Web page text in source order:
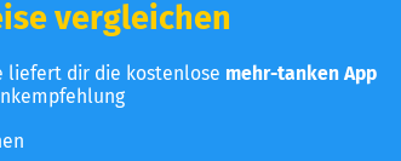
vergleichen
liefert dir die kostenlose mehr-tanken App